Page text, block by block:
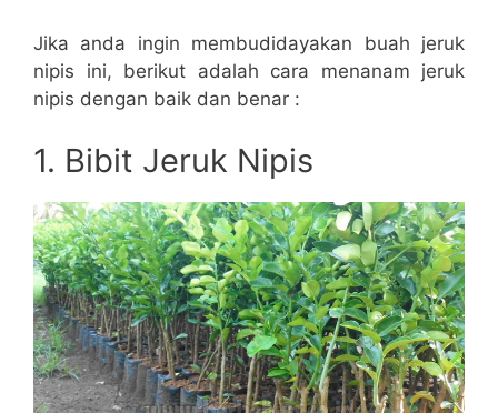
Jika anda ingin membudidayakan buah jeruk
nipis ini, berikut adalah cara menanam jeruk
nipis dengan baik dan benar :
1. Bibit Jeruk Nipis